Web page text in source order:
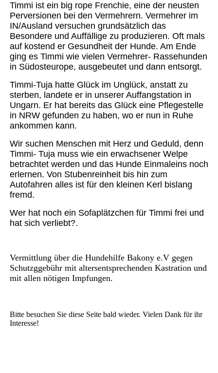
Timmi ist ein big rope Frenchie, eine der neusten
Perversionen bei den Vermehrern. Vermehrer im
IN/Ausland versuchen grundsätzlich das
Besondere und Auffällige zu produzieren. Oft mals
auf kostend er Gesundheit der Hunde. Am Ende
ging es Timmi wie vielen Vermehrer- Rassehunden
in Südosteurope, ausgebeutet und dann entsorgt.
Timmi-Tuja hatte Glück im Unglück, anstatt zu
sterben, landete er in unserer Auffangstation in
Ungarn. Er hat bereits das Glück eine Pflegestelle
in NRW gefunden zu haben, wo er nun in Ruhe
ankommen kann.
Wir suchen Menschen mit Herz und Geduld, denn
Timmi- Tuja muss wie ein erwachsener Welpe
betrachtet werden und das Hunde Einmaleins noch
erlernen. Von Stubenreinheit bis hin zum
Autofahren alles ist für den kleinen Kerl bislang
fremd.
Wer hat noch ein Sofaplätzchen für Timmi frei und
hat sich verliebt?.
Vermittlung über die Hundehilfe Bakony e.V gegen
Schutzggebühr mit altersentsprechenden Kastration und
mit allen nötigen Impfungen.
Bitte besuchen Sie diese Seite bald wieder. Vielen Dank für ihr
Interesse!